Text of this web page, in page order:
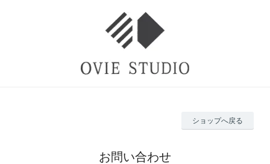
ショップへ戻る
お問い合わせ